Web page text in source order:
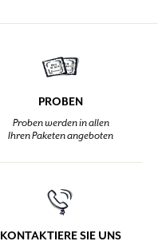
PROBEN
Proben werden in allen
Ihren Paketen angeboten
KONTAKTIERE SIE UNS